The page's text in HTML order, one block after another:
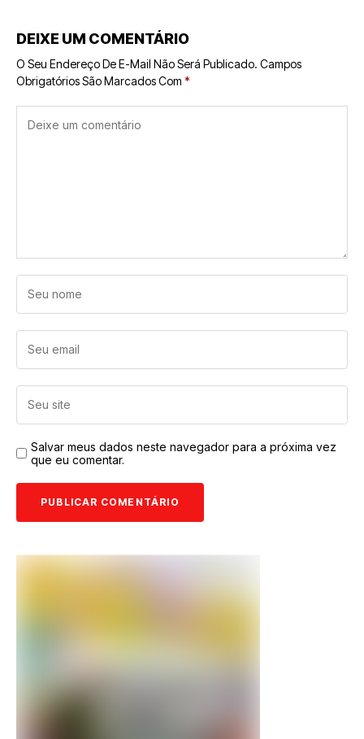
DEIXE UM COMENTÁRIO
O Seu Endereço De E-Mail Não Será Publicado. Campos
Obrigatórios São Marcados Com *
Salvar meus dados neste navegador para a próxima vez
que eu comentar.